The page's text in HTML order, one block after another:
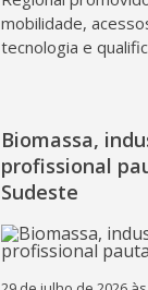
mobilidade,
tecnologia e
Biomassa,
profissional
Sudeste